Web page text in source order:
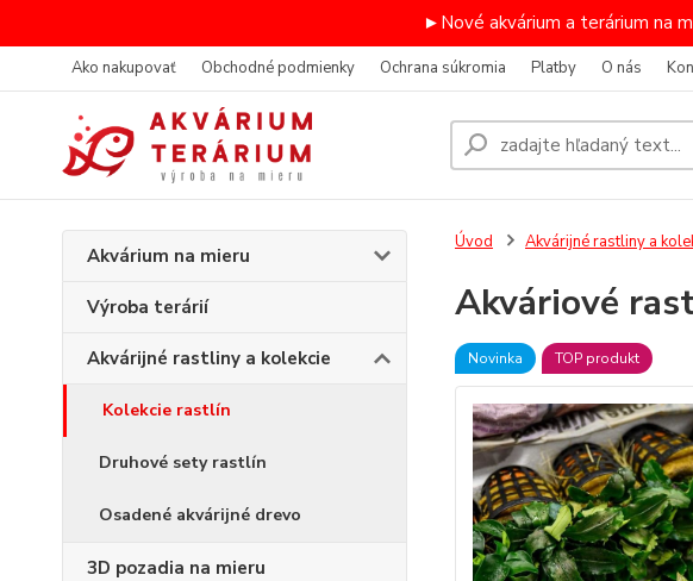
►Nové akvárium a terárium na
Ako nakupovať Obchodné podmienky Ochrana súkromia Platby O nás
Akvárium na mieru
Výroba terárií
Akvárijné rastliny a kolekcie
Kolekcie rastlín
Druhové sety rastlín
Osadené akvárijné drevo
3D pozadia na mieru
Úvod Akvárijné rastliny a
Akváriové
Novinka TOP produkt